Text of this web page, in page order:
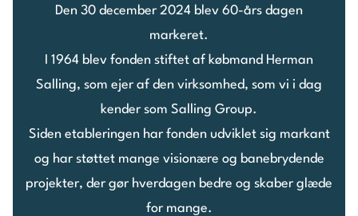
Den 30 december 2024 blev 60-års dagen
markeret.
I 1964 blev fonden stiftet af købmand Herman
Salling, som ejer af den virksomhed, som vi i dag
kender som Salling Group.
Siden etableringen har fonden udviklet sig markant
og har støttet mange visionære og banebrydende
projekter, der gør hverdagen bedre og skaber glæde
for mange.